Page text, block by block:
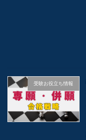
受験お役立ち情報